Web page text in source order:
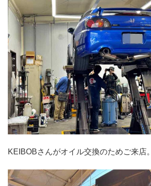
KEIBOBさんがオイル交換のためご来店。